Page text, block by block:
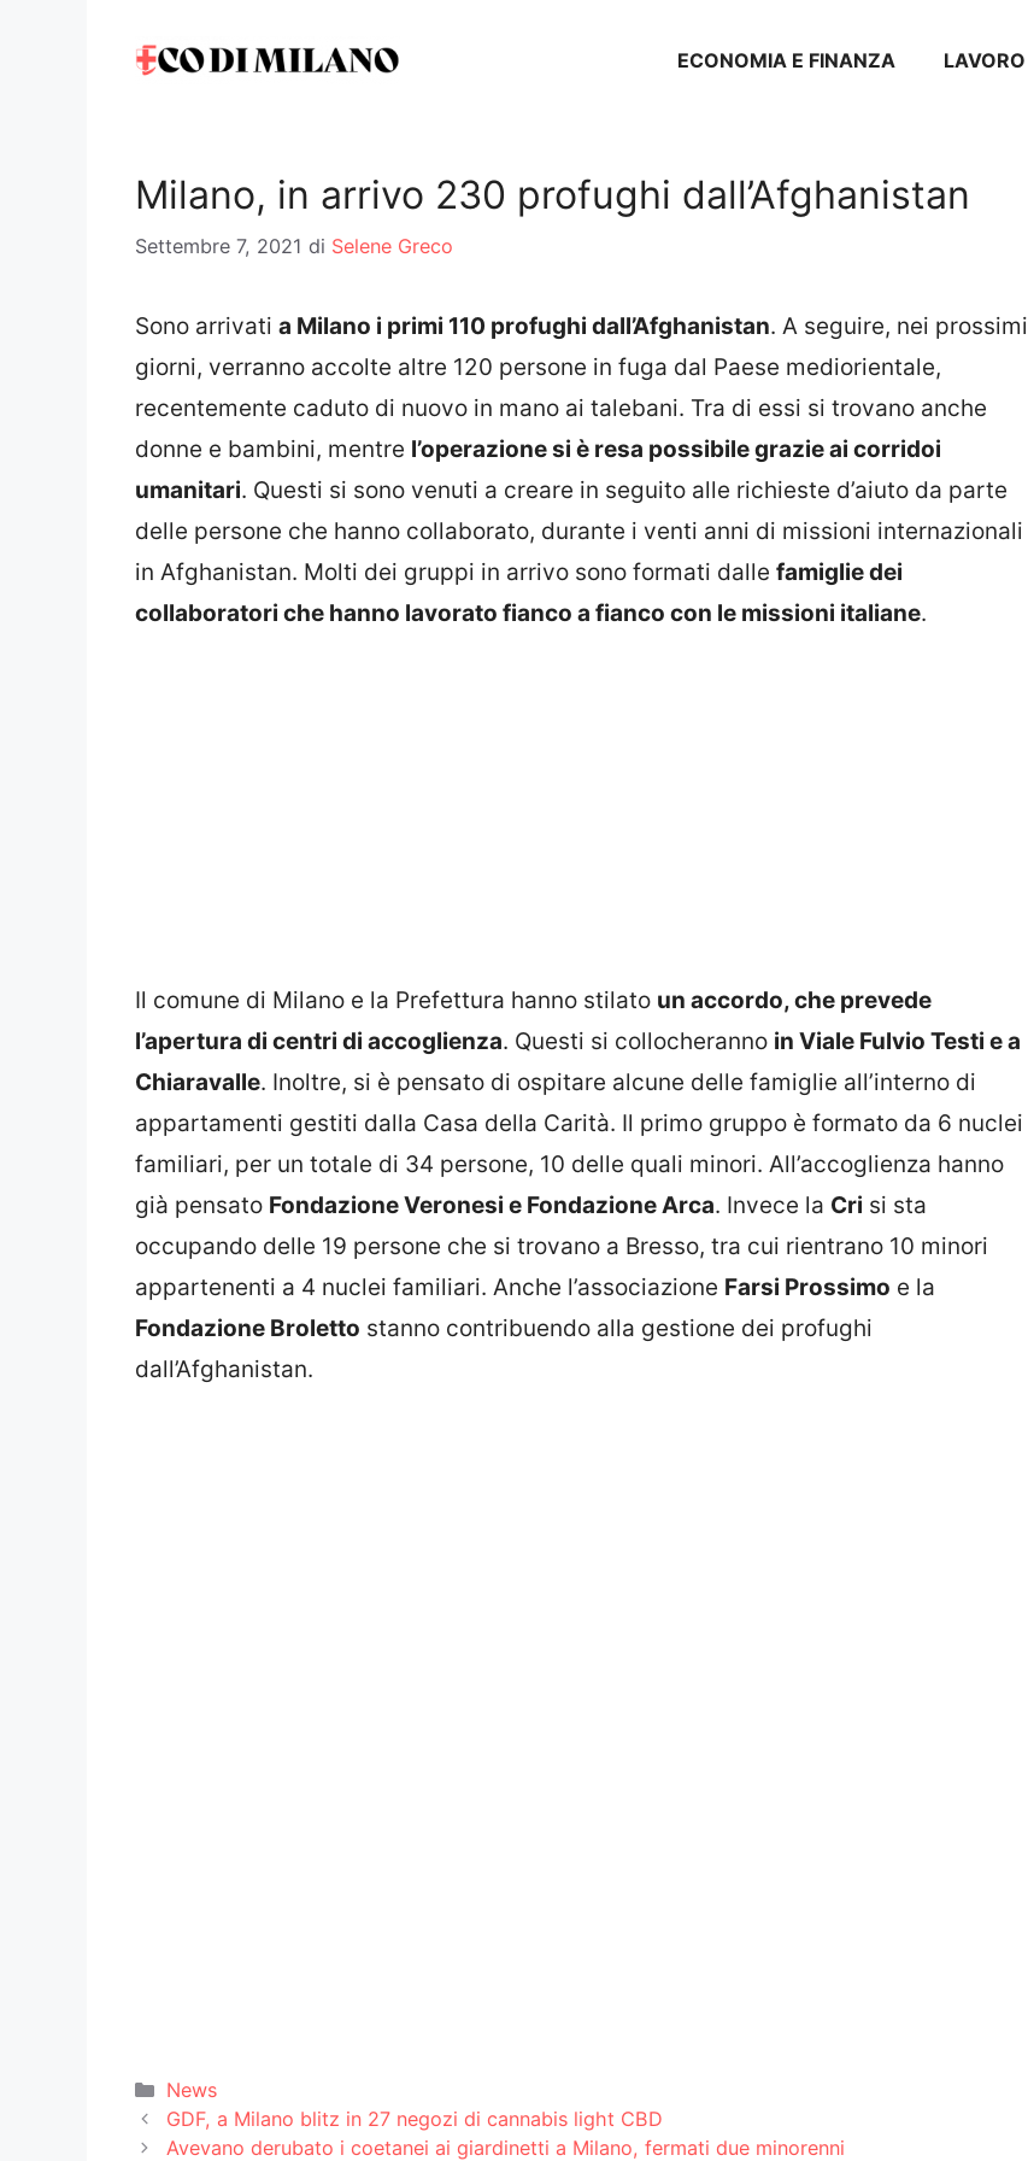
ECONOMIA E FINANZA LAVORO
Milano, in arrivo 230 profughi dall’Afghanistan
Settembre 7, 2021 di Selene Greco
Sono arrivati a Milano i primi 110 profughi dall’Afghanistan. A seguire, nei prossimi
giorni, verranno accolte altre 120 persone in fuga dal Paese mediorientale,
recentemente caduto di nuovo in mano ai talebani. Tra di essi si trovano anche
donne e bambini, mentre l’operazione si è resa possibile grazie ai corridoi
umanitari. Questi si sono venuti a creare in seguito alle richieste d’aiuto da parte
delle persone che hanno collaborato, durante i venti anni di missioni internazionali
in Afghanistan. Molti dei gruppi in arrivo sono formati dalle famiglie dei
collaboratori che hanno lavorato fianco a fianco con le missioni italiane.
Il comune di Milano e la Prefettura hanno stilato un accordo, che prevede
l’apertura di centri di accoglienza. Questi si collocheranno in Viale Fulvio Testi e a
Chiaravalle. Inoltre, si è pensato di ospitare alcune delle famiglie all’interno di
appartamenti gestiti dalla Casa della Carità. Il primo gruppo è formato da 6 nuclei
familiari, per un totale di 34 persone, 10 delle quali minori. All’accoglienza hanno
già pensato Fondazione Veronesi e Fondazione Arca. Invece la Cri si sta
occupando delle 19 persone che si trovano a Bresso, tra cui rientrano 10 minori
appartenenti a 4 nuclei familiari. Anche l’associazione Farsi Prossimo e la
Fondazione Broletto stanno contribuendo alla gestione dei profughi
dall’Afghanistan.
Categorie
News
GDF, a Milano blitz in 27 negozi di cannabis light CBD
Avevano derubato i coetanei ai giardinetti a Milano, fermati due minorenni